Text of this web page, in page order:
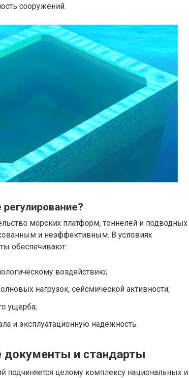
сооружений.
морских платформ, тоннелей и подводных
и неэффективным. В условиях
обеспечивают:
воздействию;
нагрузок, сейсмической активности;
ущерба;
и эксплуатационную надежность.
и стандарты
подчиняется целому комплексу национальных и